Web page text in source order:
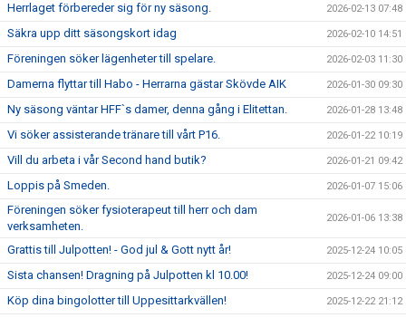
Herrlaget förbereder sig för ny säsong. 2026-02-13 07:48
Säkra upp ditt säsongskort idag 2026-02-10 14:51
Föreningen söker lägenheter till spelare. 2026-02-03 11:30
Damerna flyttar till Habo - Herrarna gästar Skövde AIK 2026-01-30 09:30
Ny säsong väntar HFF`s damer, denna gång i Elitettan. 2026-01-28 13:48
Vi söker assisterande tränare till vårt P16. 2026-01-22 10:19
Vill du arbeta i vår Second hand butik? 2026-01-21 09:42
Loppis på Smeden. 2026-01-07 15:06
Föreningen söker fysioterapeut till herr och dam
verksamheten.
2026-01-06 13:38
Grattis till Julpotten! - God jul & Gott nytt år! 2025-12-24 10:05
Sista chansen! Dragning på Julpotten kl 10.00! 2025-12-24 09:00
Köp dina bingolotter till Uppesittarkvällen! 2025-12-22 21:12